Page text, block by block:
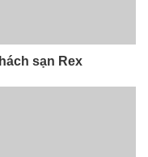
sạn Rex